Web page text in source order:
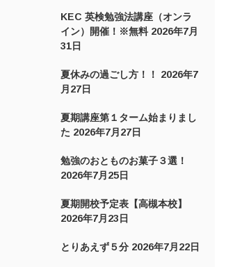
KEC 英検勉強法講座（オンラ
イン）開催！※無料 2026年7月
31日
夏休みの過ごし方！！
2026年7
月27日
夏期講座第１ターム始まりまし
た 2026年7月27日
勉強のおとものお菓子３選！
2026年7月25日
夏期開校予定表【高槻本校】
2026年7月23日
とりあえず５分 2026年7月22日